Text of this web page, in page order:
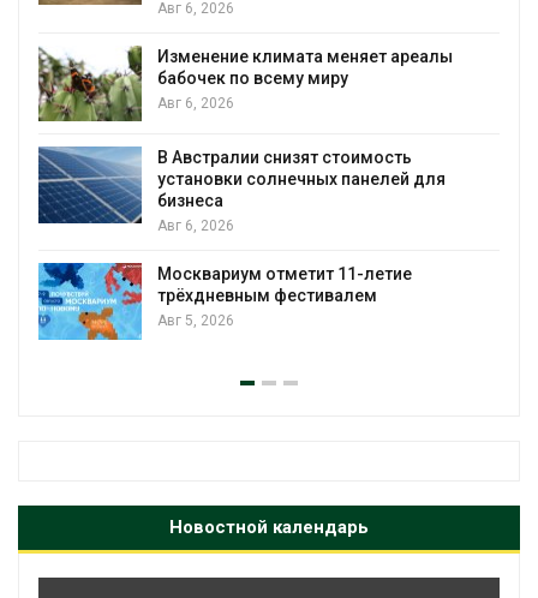
Авг 6, 2026
Изменение климата меняет ареалы
бабочек по всему миру
Авг 6, 2026
В Австралии снизят стоимость
установки солнечных панелей для
бизнеса
Авг 6, 2026
Москвариум отметит 11-летие
трёхдневным фестивалем
Авг 5, 2026
Новостной календарь